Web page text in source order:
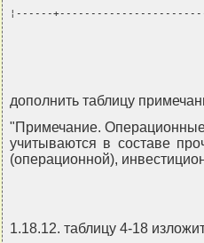
¦------
дополнить таблицу
"Примечание.
учитываются в составе
(операционной),
1.18.12. таблицу 4-18